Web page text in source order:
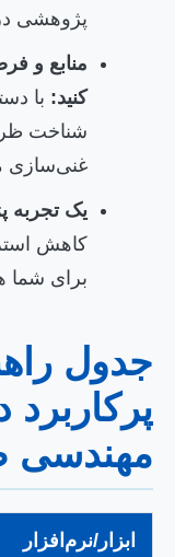
پژوهشی
منابع و
کنید: با
شناخت
غنی‌سازی
یک تجربه
کاهش
برای شما
جدول
پرکاربرد
مهندسی
ابزار/نرم‌افزار